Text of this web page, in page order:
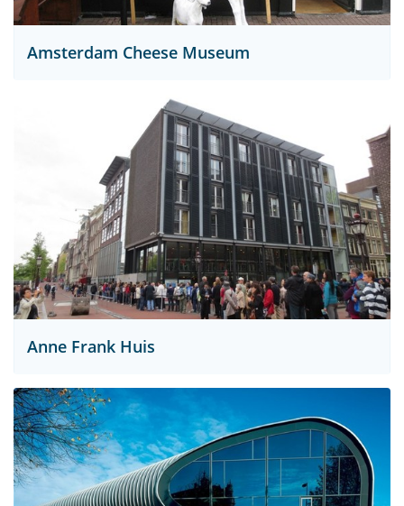
Amsterdam Cheese Museum
Anne Frank Huis